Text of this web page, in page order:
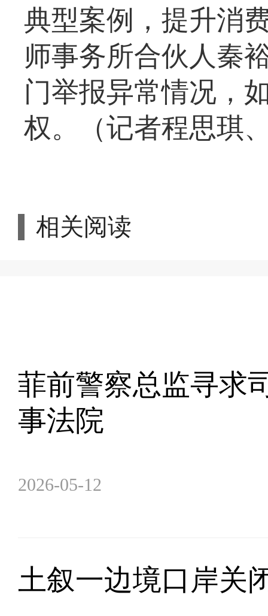
典型案例，提升消
师事务所合伙人秦
门举报异常情况，
权。（记者程思琪
相关阅读
菲前警察总监寻求
事法院
2026-05-12
土叙一边境口岸关